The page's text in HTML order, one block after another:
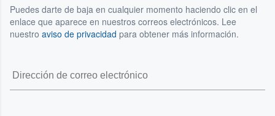
Puedes darte de baja en cualquier momento haciendo clic en el
enlace que aparece en nuestros correos electrónicos. Lee
nuestro aviso de privacidad para obtener más información.